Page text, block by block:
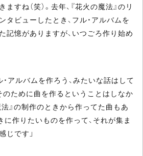
ね（笑）。去年、『花火の魔法』のリ
タビューしたとき、フル・アルバムを
記憶がありますが、いつごろ作り始め
アルバムを作ろう、みたいな話はして
のために曲を作るということはしなか
法』の制作のときから作ってた曲もあ
に作りたいものを作って、それが集ま
じです」